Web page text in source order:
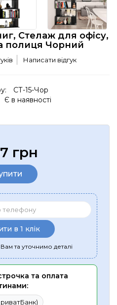
Стелаж для офісу,
полиця Чорний
Написати відгук
СТ-15-Чор
Є в наявності
грн
в 1 клік
та уточнимо деталі
та оплата